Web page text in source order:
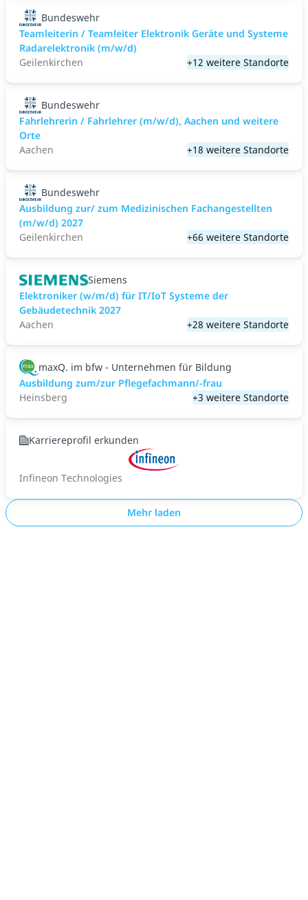
Bundeswehr
Teamleiterin / Teamleiter Elektronik Geräte und Systeme
Radarelektronik (m/w/d)
Geilenkirchen
+12 weitere Standorte
Bundeswehr
Fahrlehrerin / Fahrlehrer (m/w/d), Aachen und weitere
Orte
Aachen
+18 weitere Standorte
Bundeswehr
Ausbildung zur/ zum Medizinischen Fachangestellten
(m/w/d) 2027
Geilenkirchen
+66 weitere Standorte
Siemens
Elektroniker (w/m/d) für IT/IoT Systeme der
Gebäudetechnik 2027
Aachen
+28 weitere Standorte
maxQ. im bfw - Unternehmen für Bildung
Ausbildung zum/zur Pflegefachmann/-frau
Heinsberg
+3 weitere Standorte
Karriereprofil erkunden
Infineon Technologies
Mehr laden